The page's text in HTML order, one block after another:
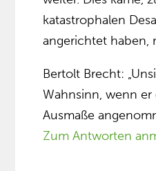
katastrophalen
angerichtet haben,
Bertolt Brecht:
Wahnsinn, wenn
Ausmaße
Zum Antworten